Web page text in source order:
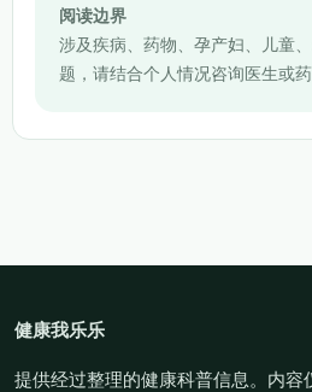
阅读边界
涉及疾病、药物、孕产妇、儿童
题，请结合个人情况咨询医生或药
健康我乐乐
提供经过整理的健康科普信息。内容